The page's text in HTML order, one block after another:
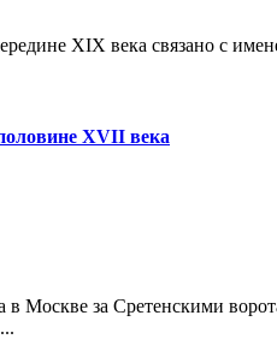
XIX века связано с
XVII века
Москве за Сретенскими